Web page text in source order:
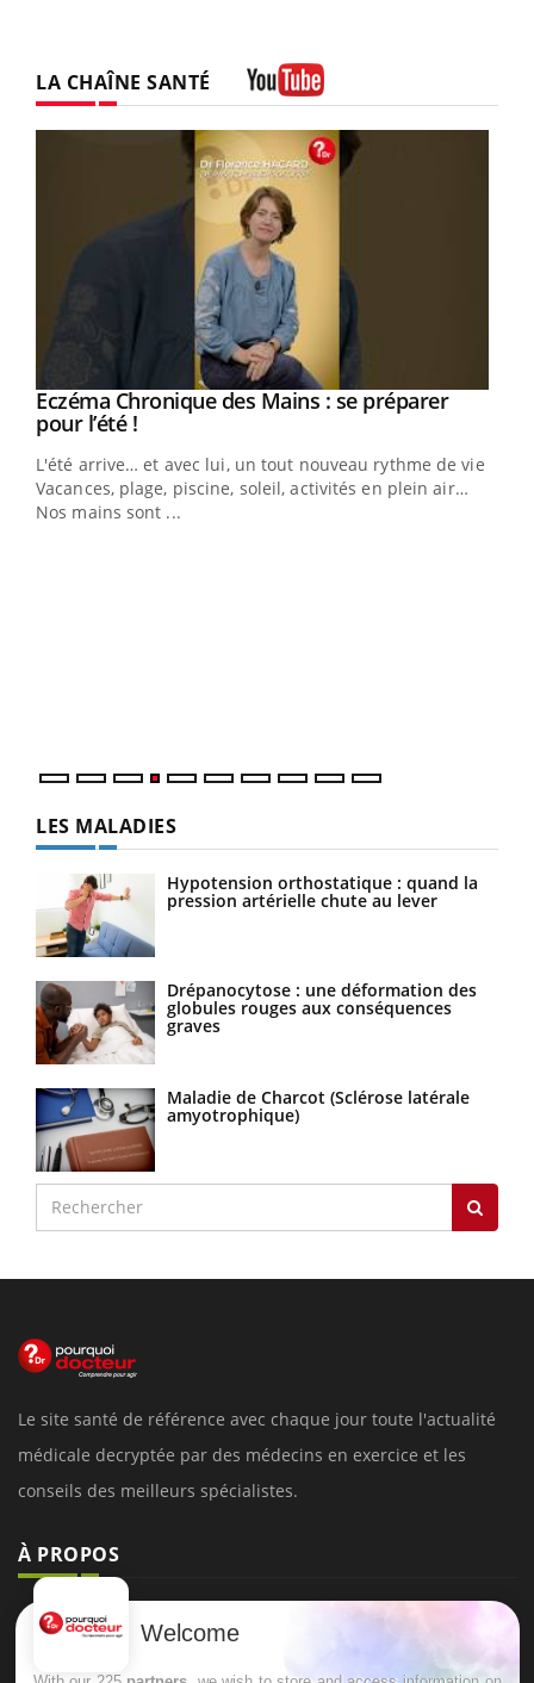
LA CHAÎNE SANTÉ
Youtube
Eczéma Chronique des Mains : se préparer
pour l’été !Youtube
L'été arrive… et avec lui, un tout nouveau rythme de vie !
Vacances, plage, piscine, soleil, activités en plein air…
Nos mains sont ...
LES MALADIES
Hypotension orthostatique : quand la
pression artérielle chute au lever
Drépanocytose : une déformation des
globules rouges aux conséquences
graves
Maladie de Charcot (Sclérose latérale
amyotrophique)
Le site santé de référence avec chaque jour toute l'actualité
médicale decryptée par des médecins en exercice et les
conseils des meilleurs spécialistes.
À PROPOS
Données personnelles et cookies
Welcome